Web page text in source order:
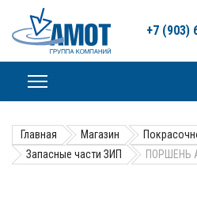
+7 (903)
Главная Магазин
Запасные части ЗИП
ПОРШЕНЬ